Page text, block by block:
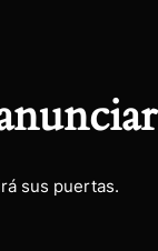
sus puertas.